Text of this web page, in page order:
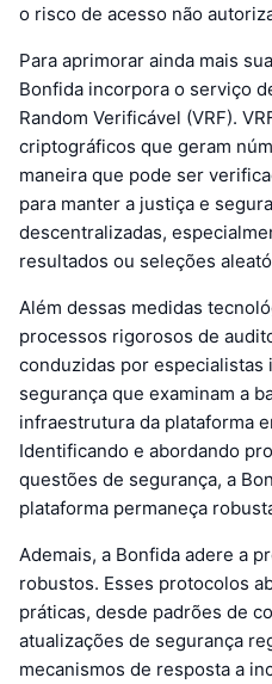
o risco de acesso não
Para aprimorar ainda mais
Bonfida incorpora o serviço
Random Verificável (VRF).
criptográficos que geram
maneira que pode ser
para manter a justiça e
descentralizadas,
resultados ou seleções
Além dessas medidas
processos rigorosos de
conduzidas por especialistas
segurança que examinam a
infraestrutura da plataforma
Identificando e abordando
questões de segurança, a
plataforma permaneça
Ademais, a Bonfida adere a
robustos. Esses protocolos
práticas, desde padrões de
atualizações de segurança
mecanismos de resposta a